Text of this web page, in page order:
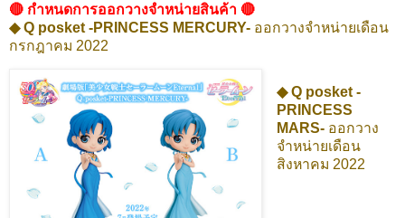
🔴 กำหนดการออกวางจำหน่ายสินค้า 🔴
◆ Q posket -PRINCESS MERCURY- ออกวางจำหน่ายเดือน
กรกฎาคม 2022
◆ Q posket -
PRINCESS
MARS- ออกวาง
จำหน่ายเดือน
สิงหาคม 2022